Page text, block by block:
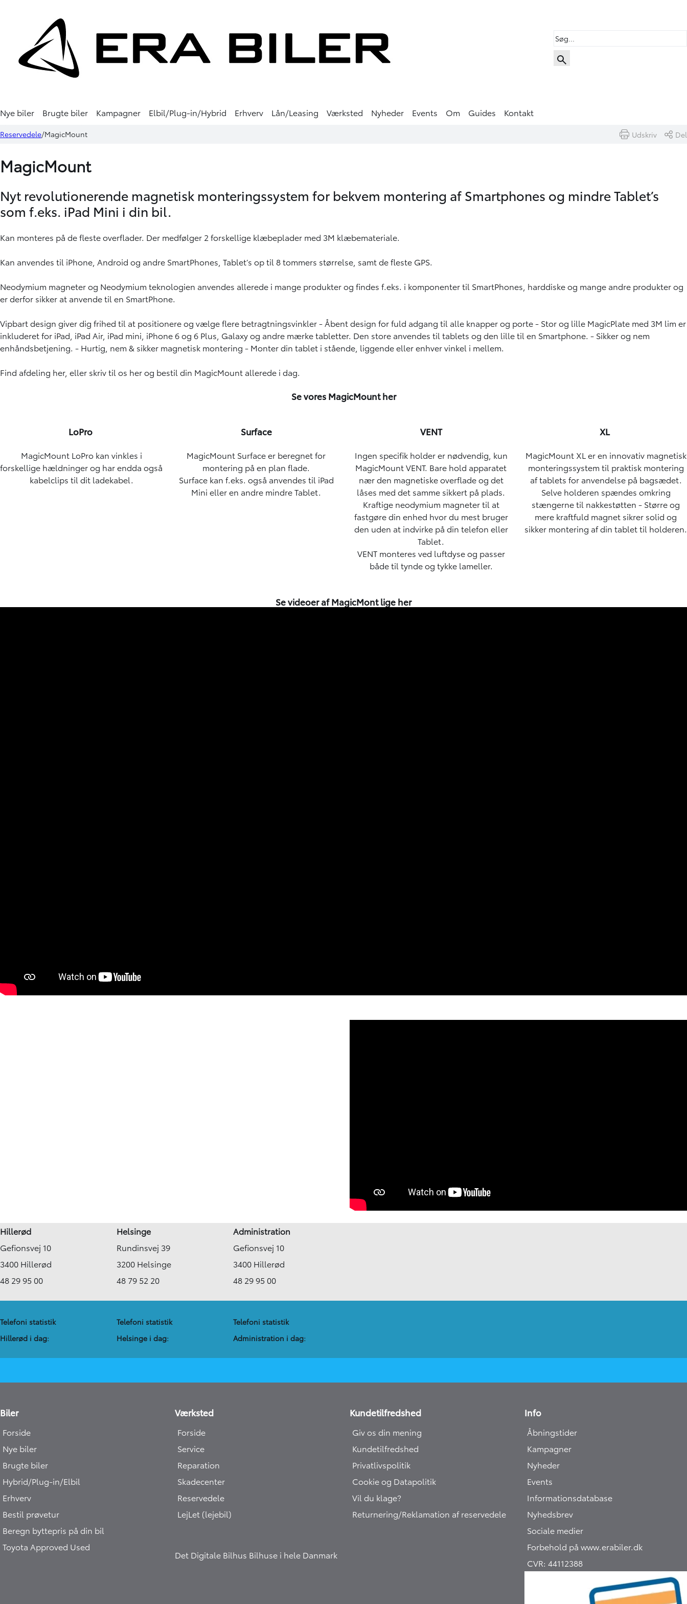
Nye biler Brugte biler Kampagner Elbil/Plug-in/Hybrid Erhverv Lån/Leasing Værksted Nyheder Events Om Guides Kontakt
Reservedele MagicMount Udskriv Del
MagicMount
Nyt revolutionerende magnetisk monteringssystem for bekvem montering af Smartphones og mindre Tablet’s
som f.eks. iPad Mini i din bil.
Kan monteres på de fleste overflader. Der medfølger 2 forskellige klæbeplader med 3M klæbemateriale.
Kan anvendes til iPhone, Android og andre SmartPhones, Tablet’s op til 8 tommers størrelse, samt de fleste GPS.
Neodymium magneter og Neodymium teknologien anvendes allerede i mange produkter og findes f.eks. i komponenter til SmartPhones, harddiske og mange andre produkter og
er derfor sikker at anvende til en SmartPhone.
Vipbart design giver dig frihed til at positionere og vælge flere betragtningsvinkler - Åbent design for fuld adgang til alle knapper og porte - Stor og lille MagicPlate med 3M lim er
inkluderet for iPad, iPad Air, iPad mini, iPhone 6 og 6 Plus, Galaxy og andre mærke tabletter. Den store anvendes til tablets og den lille til en Smartphone. - Sikker og nem
enhåndsbetjening. - Hurtig, nem & sikker magnetisk montering - Monter din tablet i stående, liggende eller enhver vinkel i mellem.
Find afdeling her, eller skriv til os herog bestil din MagicMount allerede i dag.
Se vores MagicMount her
LoPro
MagicMount LoPro kan vinkles i
forskellige hældninger og har endda også
kabelclips til dit ladekabel.
Surface
MagicMount Surface er beregnet for
montering på en plan flade.
Surface kan f.eks. også anvendes til iPad
Mini eller en andre mindre Tablet.
VENT
Ingen specifik holder er nødvendig, kun
MagicMount VENT. Bare hold apparatet
nær den magnetiske overflade og det
låses med det samme sikkert på plads.
Kraftige neodymium magneter til at
fastgøre din enhed hvor du mest bruger
den uden at indvirke på din telefon eller
Tablet.
VENT monteres ved luftdyse og passer
både til tynde og tykke lameller.
XL
MagicMount XL er en innovativ magnetisk
monteringssystem til praktisk montering
af tablets for anvendelse på bagsædet.
Selve holderen spændes omkring
stængerne til nakkestøtten - Større og
mere kraftfuld magnet sikrer solid og
sikker montering af din tablet til holderen.
Se videoer af MagicMont lige her
Hillerød
Gefionsvej 10
3400 Hillerød
48 29 95 00
Helsinge
Rundinsvej 39
3200 Helsinge
48 79 52 20
Administration
Gefionsvej 10
3400 Hillerød
48 29 95 00
Telefoni statistik
Hillerød i dag:
Telefoni statistik
Helsinge i dag:
Telefoni statistik
Administration​ i dag:
Biler
Forside
Nye biler
Brugte biler
Hybrid/Plug-in/Elbil
Erhverv
Bestil prøvetur
Beregn byttepris på din bil
Toyota Approved Used
Værksted
Forside
Service
Reparation
Skadecenter
Reservedele
LejLet (lejebil)
Det Digitale Bilhus Bilhuse i hele Danmark
Kundetilfredshed
Giv os din mening
Kundetilfredshed
Privatlivspolitik
Cookie og Datapolitik
Vil du klage?
Returnering/Reklamation af reservedele
Info
Åbningstider
Kampagner
Nyheder
Events
Informationsdatabase
Nyhedsbrev
Sociale medier
Forbehold påwww.erabiler.dk
CVR:44112388